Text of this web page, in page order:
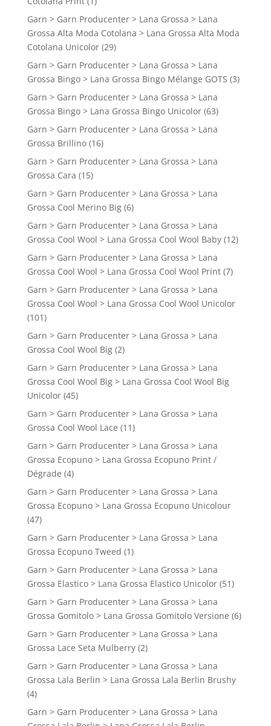
Garn > Garn Producenter > Lana Grossa > Lana
Grossa Alta Moda Cotolana > Lana Grossa Alta Moda
Cotolana Unicolor (29)
Garn > Garn Producenter > Lana Grossa > Lana
Grossa Bingo > Lana Grossa Bingo Mélange GOTS (3)
Garn > Garn Producenter > Lana Grossa > Lana
Grossa Bingo > Lana Grossa Bingo Unicolor (63)
Garn > Garn Producenter > Lana Grossa > Lana
Grossa Brillino (16)
Garn > Garn Producenter > Lana Grossa > Lana
Grossa Cara (15)
Garn > Garn Producenter > Lana Grossa > Lana
Grossa Cool Merino Big (6)
Garn > Garn Producenter > Lana Grossa > Lana
Grossa Cool Wool > Lana Grossa Cool Wool Baby (12)
Garn > Garn Producenter > Lana Grossa > Lana
Grossa Cool Wool > Lana Grossa Cool Wool Print (7)
Garn > Garn Producenter > Lana Grossa > Lana
Grossa Cool Wool > Lana Grossa Cool Wool Unicolor
(101)
Garn > Garn Producenter > Lana Grossa > Lana
Grossa Cool Wool Big (2)
Garn > Garn Producenter > Lana Grossa > Lana
Grossa Cool Wool Big > Lana Grossa Cool Wool Big
Unicolor (45)
Garn > Garn Producenter > Lana Grossa > Lana
Grossa Cool Wool Lace (11)
Garn > Garn Producenter > Lana Grossa > Lana
Grossa Ecopuno > Lana Grossa Ecopuno Print /
Dégrade (4)
Garn > Garn Producenter > Lana Grossa > Lana
Grossa Ecopuno > Lana Grossa Ecopuno Unicolour
(47)
Garn > Garn Producenter > Lana Grossa > Lana
Grossa Ecopuno Tweed (1)
Garn > Garn Producenter > Lana Grossa > Lana
Grossa Elastico > Lana Grossa Elastico Unicolor (51)
Garn > Garn Producenter > Lana Grossa > Lana
Grossa Gomitolo > Lana Grossa Gomitolo Versione (6)
Garn > Garn Producenter > Lana Grossa > Lana
Grossa Lace Seta Mulberry (2)
Garn > Garn Producenter > Lana Grossa > Lana
Grossa Lala Berlin > Lana Grossa Lala Berlin Brushy
(4)
Garn > Garn Producenter > Lana Grossa > Lana